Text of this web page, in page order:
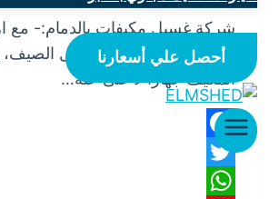
أحصل علي أسعارنا
شركة غسيل مكيفات بالدمام:- مع
درجات الحرارة خلال فصل
المكيف جهازًا لا غنى عنه…
Facebook
Twitter